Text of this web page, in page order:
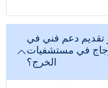
تقديم دعم فني في
في مستشفيات
الخرج؟